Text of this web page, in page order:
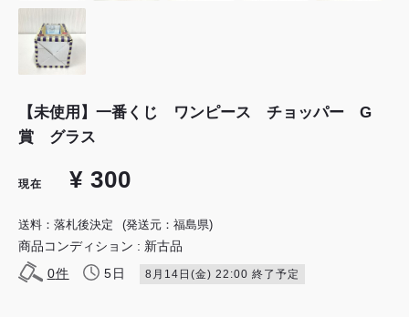
【未使用】一番くじ ワンピース チョッパー G
賞 グラス
現在 ¥ 300
送料：落札後決定 (発送元：福島県)
商品コンディション : 新古品
0件 5日 8月14日(金) 22:00 終了予定